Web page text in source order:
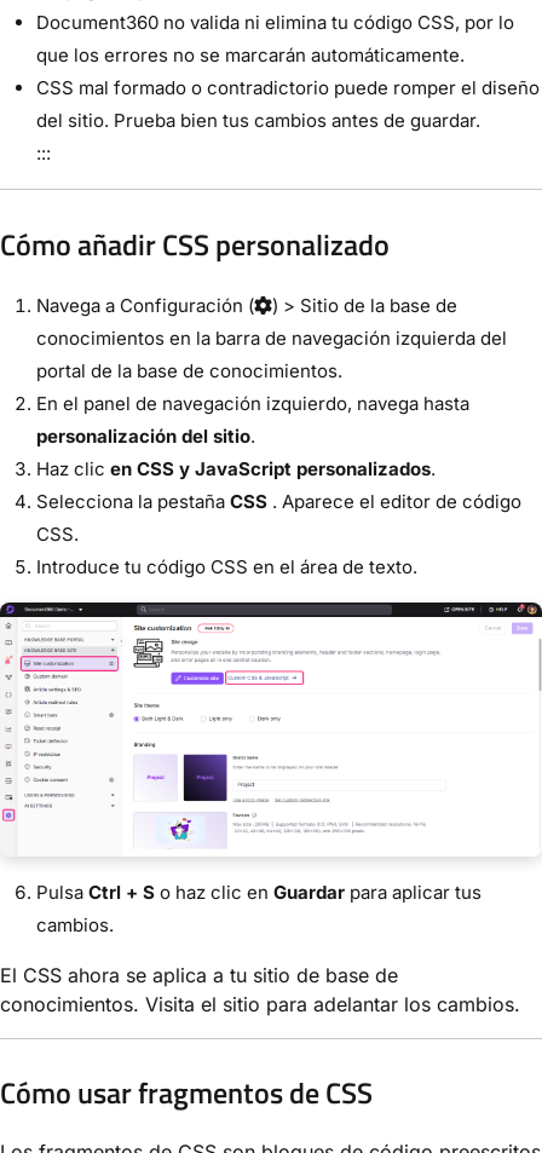
Document360 no valida ni elimina tu código CSS, por lo
que los errores no se marcarán automáticamente.
CSS mal formado o contradictorio puede romper el diseño
del sitio. Prueba bien tus cambios antes de guardar.
:::
Cómo añadir CSS personalizado
Navega a Configuración ( ) > Sitio de la base de
conocimientos en la barra de navegación izquierda del
portal de la base de conocimientos.
En el panel de navegación izquierdo, navega hasta
personalización del sitio.
Haz clic en CSS y JavaScript personalizados.
Selecciona la pestaña CSS . Aparece el editor de código
CSS.
Introduce tu código CSS en el área de texto.
Pulsa Ctrl + S o haz clic en Guardar para aplicar tus
cambios.
El CSS ahora se aplica a tu sitio de base de
conocimientos. Visita el sitio para adelantar los cambios.
Cómo usar fragmentos de CSS